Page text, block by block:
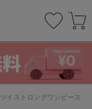
ツイストロングワンピース